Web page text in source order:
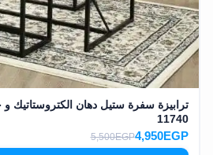
11740
4,950EGP
5,500EGP